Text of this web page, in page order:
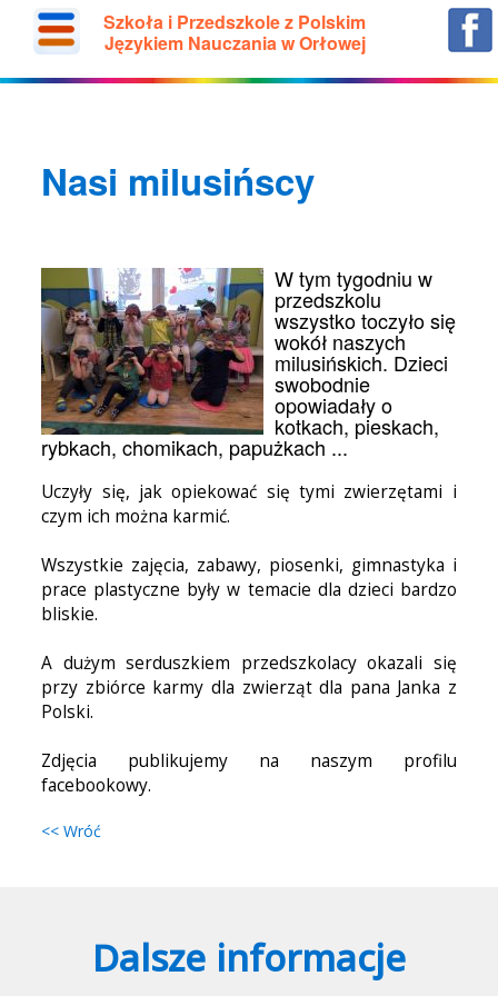
Szkoła i Przedszkole z Polskim
Językiem Nauczania w Orłowej
Nasi milusińscy
W tym tygodniu w
przedszkolu
wszystko toczyło się
wokół naszych
milusińskich. Dzieci
swobodnie
opowiadały o
kotkach, pieskach,
rybkach, chomikach, papużkach ...
Uczyły się, jak opiekować się tymi zwierzętami i
czym ich można karmić.
Wszystkie zajęcia, zabawy, piosenki, gimnastyka i
prace plastyczne były w temacie dla dzieci bardzo
bliskie.
A dużym serduszkiem przedszkolacy okazali się
przy zbiórce karmy dla zwierząt dla pana Janka z
Polski.
Zdjęcia publikujemy na naszym profilu
facebookowy.
<< Wróć
Dalsze informacje